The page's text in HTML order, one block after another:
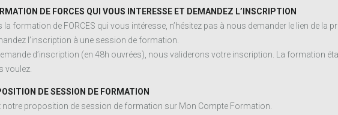
DE FORCES QUI VOUS INTERESSE ET DEMANDEZ L’INSCRIPTION
la formation de FORCES qui vous intéresse, n’hésitez pas à nous demander le lien de la
l’inscription à une session de formation.
d’inscription (en 48h ouvrées), nous validerons votre inscription. La formation
voulez.
DE SESSION DE FORMATION
notre proposition de session de formation sur Mon Compte Formation.